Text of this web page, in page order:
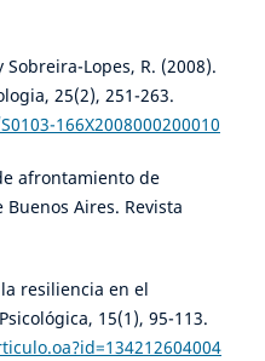
Lopes, R. (2008).
25(2), 251-263.
166X2008000200010
afrontamiento de
Aires. Revista
resiliencia en el
15(1), 95-113.